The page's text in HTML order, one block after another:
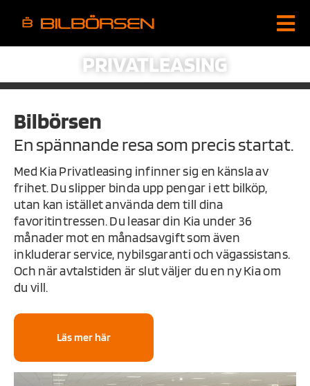
PRIVATLEASING
Bilbörsen
En spännande resa som precis startat.
Med Kia Privatleasing infinner sig en känsla av
frihet. Du slipper binda upp pengar i ett bilköp,
utan kan istället använda dem till dina
favoritintressen. Du leasar din Kia under 36
månader mot en månadsavgift som även
inkluderar service, nybilsgaranti och vägassistans.
Och när avtalstiden är slut väljer du en ny Kia om
du vill.
Läs mer här